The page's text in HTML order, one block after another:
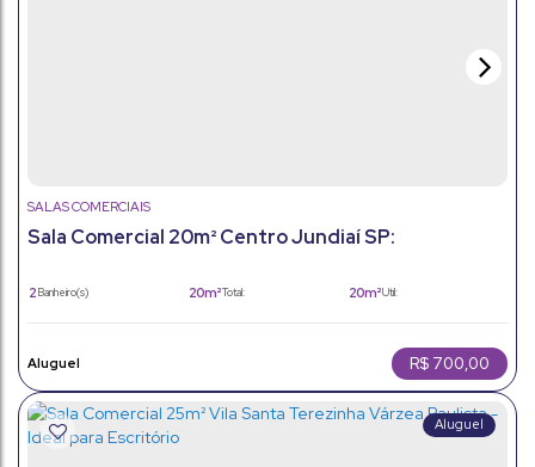
Sala Comercial 20m² Centro Jundiaí SP:
SALAS COMERCIAIS
R$ 700,00
2Banheiro(s) Total:
20m² Útil:
20m²